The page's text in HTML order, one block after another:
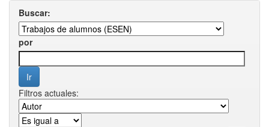
Buscar:
por
Filtros actuales: